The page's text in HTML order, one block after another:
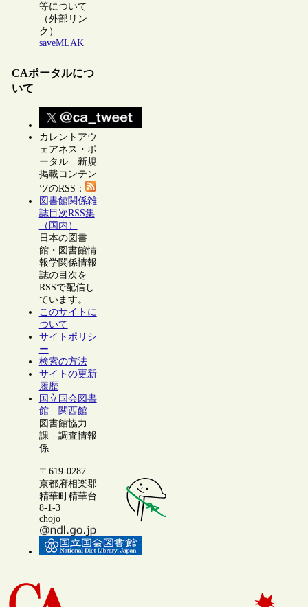
等について
（外部リン
ク）
saveMLAK
CAポータルにつ
いて
カレントアウ
ェアネス・ポ
ータル 新規
掲載コンテン
ツのRSS：
図書館関係雑
誌目次RSS集
（国内）
日本の図書
館・図書館情
報学関係情報
誌の目次を
RSSで配信し
ています。
このサイトに
ついて
サイトポリシ
ー
検索の方法
サイトの更新
履歴
国立国会図書
館 関西館
図書館協力
課 調査情報
係
〒619-0287
京都府相楽郡
精華町精華台
8-1-3
chojo